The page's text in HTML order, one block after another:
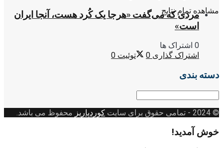
مشاهده تمام نتایج
مردی که می‌گفت «هرجا یک کُرد هست، آنجا ایران
است»
0 اشتراک ها
اشتراک گذاری 0 توئیت 0
دسته بندی
دسته
© 2024
- تمامی حقوق برای سایت کوردپاریز محفوظ می باشد.
خوش آمدید!